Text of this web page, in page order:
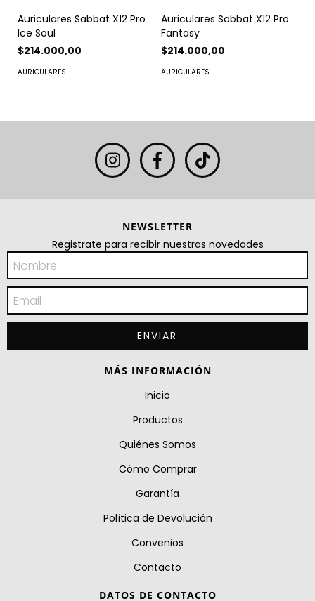
Auriculares Sabbat X12 Pro
Ice Soul
$214.000,00
AURICULARES
Auriculares Sabbat X12 Pro
Fantasy
$214.000,00
AURICULARES
NEWSLETTER
Registrate para recibir nuestras novedades
MÁS INFORMACIÓN
Inicio
Productos
Quiénes Somos
Cómo Comprar
Garantía
Política de Devolución
Convenios
Contacto
DATOS DE CONTACTO